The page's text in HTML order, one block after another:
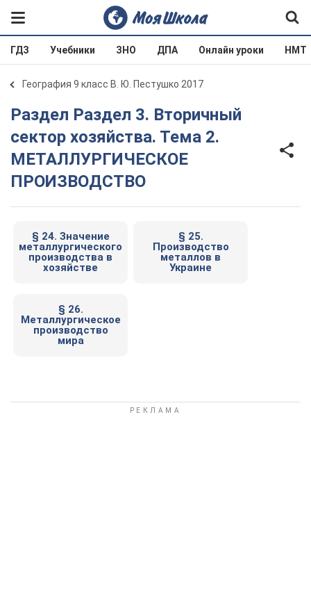
ГДЗ Учебники ЗНО ДПА Онлайн уроки НМТ
География 9 класс В. Ю. Пестушко 2017
Раздел Раздел 3. Вторичный
сектор хозяйства. Тема 2.
МЕТАЛЛУРГИЧЕСКОЕ
ПРОИЗВОДСТВО
§ 24. Значение
металлургического
производства в
хозяйстве
§ 25.
Производство
металлов в
Украине
§ 26.
Металлургическое
производство
мира